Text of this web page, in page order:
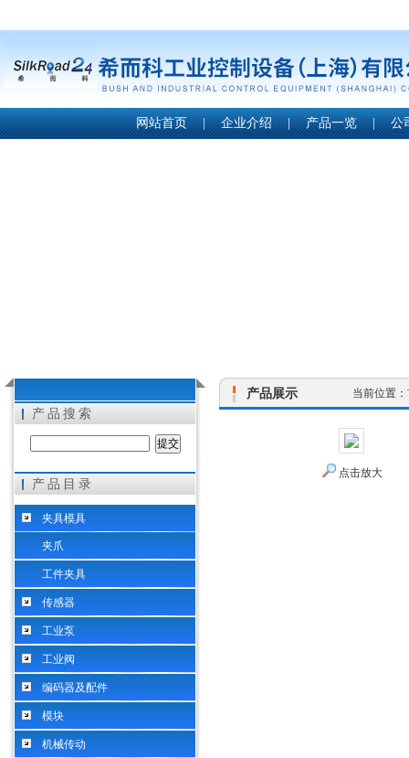
希而科工业控制设备（上海）有限公司
网站首页 | 企业介绍 | 产品一览 | 公
产品搜索
产品目录
夹具模具
夹爪
工件夹具
传感器
工业泵
工业阀
编码器及配件
模块
机械传动
产品展示 当前位置：
点击放大